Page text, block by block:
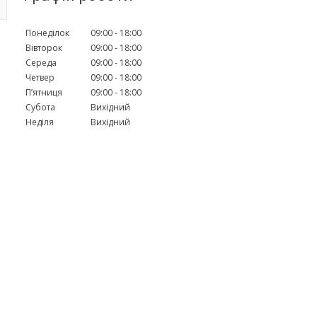
Понеділок 09:00
18:00
Вівторок
09:00
18:00
Середа
09:00
18:00
Четвер
09:00
18:00
Пʼятниця
09:00
18:00
Субота
Вихідний
Неділя
Вихідний